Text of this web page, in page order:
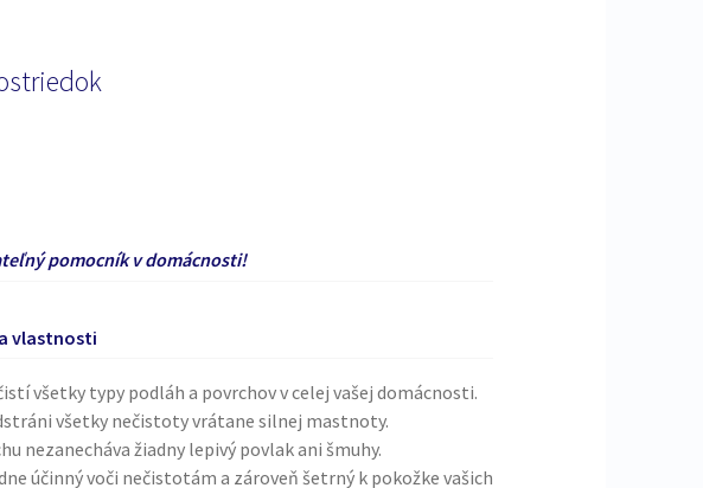
pomocník v domácnosti!
vlastnosti
všetky typy podláh a povrchov v celej vašej domácnosti.
všetky nečistoty vrátane silnej mastnoty.
nezanecháva žiadny lepivý povlak ani šmuhy.
účinný voči nečistotám a zároveň šetrný k pokožke vašich